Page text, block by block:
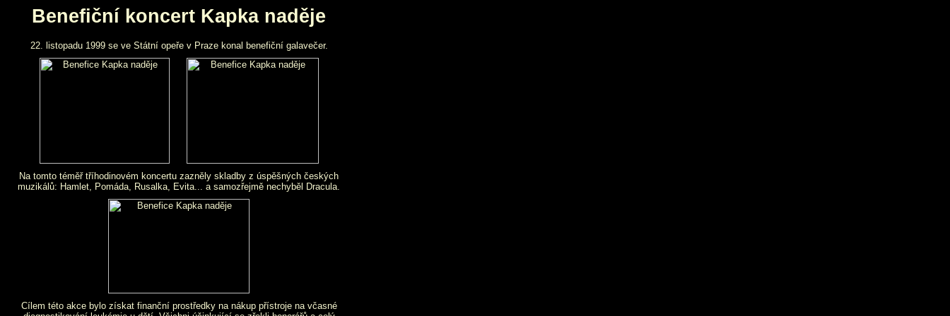
Benefiční koncert Kapka naděje
22. listopadu 1999 se ve Státní opeře v Praze konal benefiční galavečer.
Na tomto téměř tříhodinovém koncertu zazněly skladby z úspěšných českých
muzikálů: Hamlet, Pomáda, Rusalka, Evita... a samozřejmě nechyběl Dracula.
Cílem této akce bylo získat finanční prostředky na nákup přístroje na včasné